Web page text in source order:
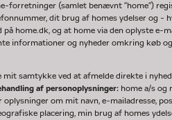
forretninger (samlet benævnt "home")
dit brug af homes ydelser og -
home.dk, og at home via den oplyste e-
informationer og nyheder omkring køb
samtykke ved at afmelde direkte i
af personoplysninger: home a/s og
om mit navn, e-mailadresse,
placering, min brug af homes